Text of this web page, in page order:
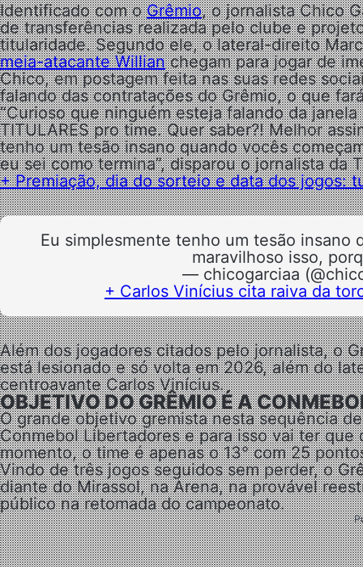
Identificado com oGrêmio, o jornalista Chico
de transferências realizada pelo clube e
titularidade. Segundo ele, o lateral-direito
meia-atacante Willianchegam para jogar de
Chico, em postagem feita nas suas redes
falando das contratações do Grêmio, o que
“Curioso que ninguém esteja falando da
TITULARES pro time. Quer saber?! Melhor
tenho um tesão insano quando vocês
eu sei como termina”, disparou o jornalista da
+ Premiação, dia do sorteio e data dos jogos:
Eu simplesmente tenho um tesão insano
maravilhoso isso,
— chicogarciaa
+ Carlos Vinícius cita raiva da
Além dos jogadores citados pelo jornalista, o
está lesionado e só volta em 2026, além do
centroavante Carlos Vinícius.
OBJETIVO DO GRÊMIO É A
O grande objetivo gremista nesta sequência
Conmebol Libertadores e para isso vai ter que
momento, o time é apenas o 13° com 25
Vindo de três jogos seguidos sem perder, o
diante do Mirassol, na Arena, na provável
público na retomada do campeonato.